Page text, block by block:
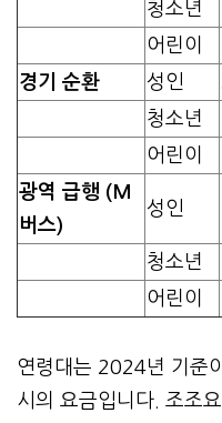
청소년
어린이
경기 순환
성인
청소년
어린이
광역 급행 (M
버스)
성인
청소년
어린이
연령대는 2024년 기준
시의 요금입니다. 조조